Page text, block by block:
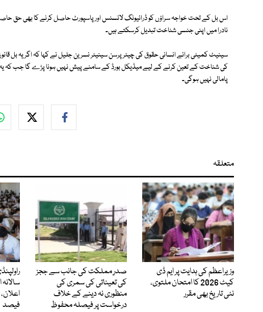
اس بل کے تحت خواجہ سراؤں کو ڈرائیونگ لائسنس اور پاسپورٹ حاصل کرنے کا بھی حق
نادرا میں اپنی جنسی شناخت تبدیل کرسکتے ہیں۔
سینیٹ کمیٹی برائے انسانی حقوق کی چیئرپرسن سینیٹر نسرین جلیل نے کہا کہ اگر یہ بل
کی شناخت کے تعین کرنے کے لیے میڈیکل بورڈ کے سامنے پیش نہیں ہونا پڑے گا جب
پامالی نہیں ہوگی۔
متعلقہ
وزیراعظم کی ہدایت پر ایم ڈی
کیٹ 2026 کا امتحان ملتوی،
نئی تاریخ بھی مقرر
صدرِ مملکت کی جانب سے ججز
کی تعیناتی کی سمری کی
منظوری نہ دینے کے خلاف
درخواست پر فیصلہ محفوظ
فیصد